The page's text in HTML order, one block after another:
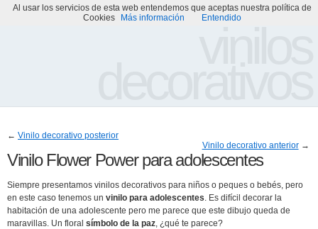
Portada Acerca de Galería de Vinilos Decorativos
← Vinilo decorativo posterior
Vinilo decorativo anterior→
Vinilo Flower Power para adolescentes
Siempre presentamos vinilos decorativos para niños o peques o bebés, pero
en este caso tenemos un vinilo para adolescentes. Es difícil decorar la
habitación de una adolescente pero me parece que este dibujo queda de
maravillas. Un floral símbolo de la paz, ¿qué te parece?
Al usar los servicios de esta web entendemos que aceptas nuestra política de
Cookies
Más información Entendido